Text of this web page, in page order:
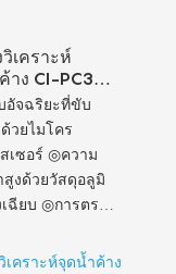
วิเคราะห์
าง CI-PC30
อัจฉริยะที่ขับ
วยไมโคร
สเซอร์ ◎ความ
สูงด้วยวัสดุอลูมิ
ฉียบ ◎การตรวจ
ทธิภาพความ